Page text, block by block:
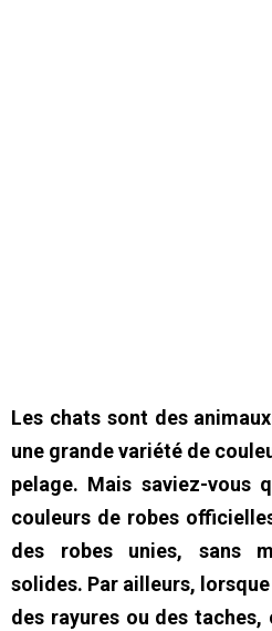
Les chats sont des
une grande variété de
pelage. Mais saviez-vous
couleurs de robes
des robes unies, sans
solides. Par ailleurs,
des rayures ou des taches,